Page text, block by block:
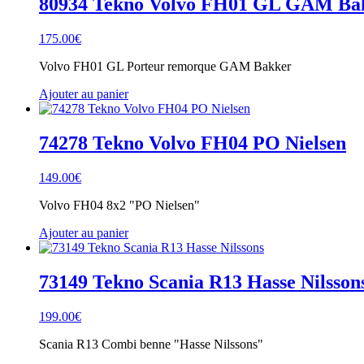
80934 Tekno Volvo FH01 GL GAM
175.00€
Volvo FH01 GL Porteur remorque GAM Bakker
Ajouter au panier
74278 Tekno Volvo FH04 PO Nielsen
149.00€
Volvo FH04 8x2 "PO Nielsen"
Ajouter au panier
73149 Tekno Scania R13 Hasse
199.00€
Scania R13 Combi benne "Hasse Nilssons"